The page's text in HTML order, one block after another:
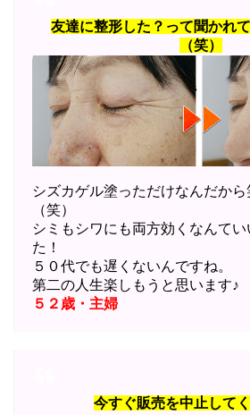
友達に整形した？って聞かれ
（笑）
シズカゲル塗っただけなんだか
（笑）
シミもシワにも両方効くなんて
た！
５０代でも遅くないんですね。
第二の人生楽しもうと思います♪
５２歳・主婦
今すぐ販売を中止して